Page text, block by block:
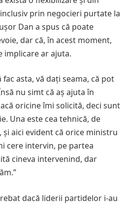
prin negocieri purtate la
Dan a spus că poate
dar că, în acest moment,
implicare ar ajuta.
fac asta, vă dați seama, că pot
nu simt că aș ajuta în
oricine îmi solicită, deci sunt
Una este cea tehnică, de
aici evident că orice ministru
cere intervin, pe partea
cineva intervenind, dar
dacă liderii partidelor i-au